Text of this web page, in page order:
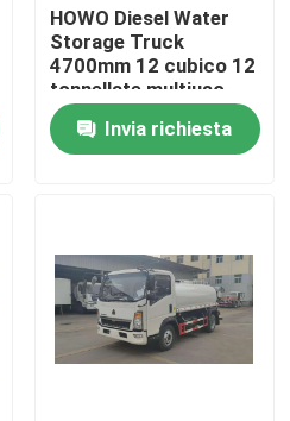
HOWO Diesel Water
Storage Truck
4700mm 12 cubico 12
tonnellate multiuso
Invia richiesta